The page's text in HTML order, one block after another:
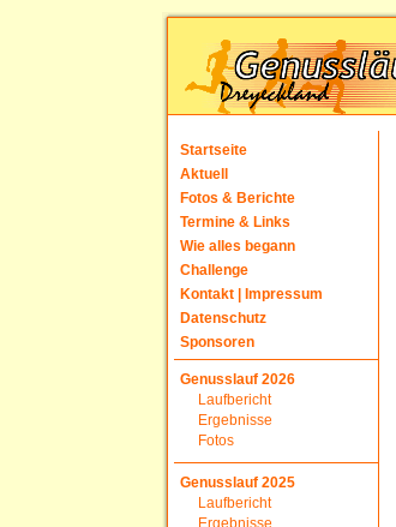
Startseite
Aktuell
Fotos & Berichte
Termine & Links
Wie alles begann
Challenge
Kontakt | Impressum
Datenschutz
Sponsoren
Genusslauf 2026
Laufbericht
Ergebnisse
Fotos
Genusslauf 2025
Laufbericht
Ergebnisse